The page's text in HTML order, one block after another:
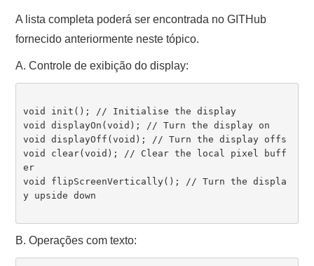
A lista completa poderá ser encontrada no GITHub
fornecido anteriormente neste tópico.
A. Controle de exibição do display:
void init(); // Initialise the display
void displayOn(void); // Turn the display on
void displayOff(void); // Turn the display offs
void clear(void); // Clear the local pixel buff
er
void flipScreenVertically(); // Turn the displa
y upside down
B. Operações com texto: